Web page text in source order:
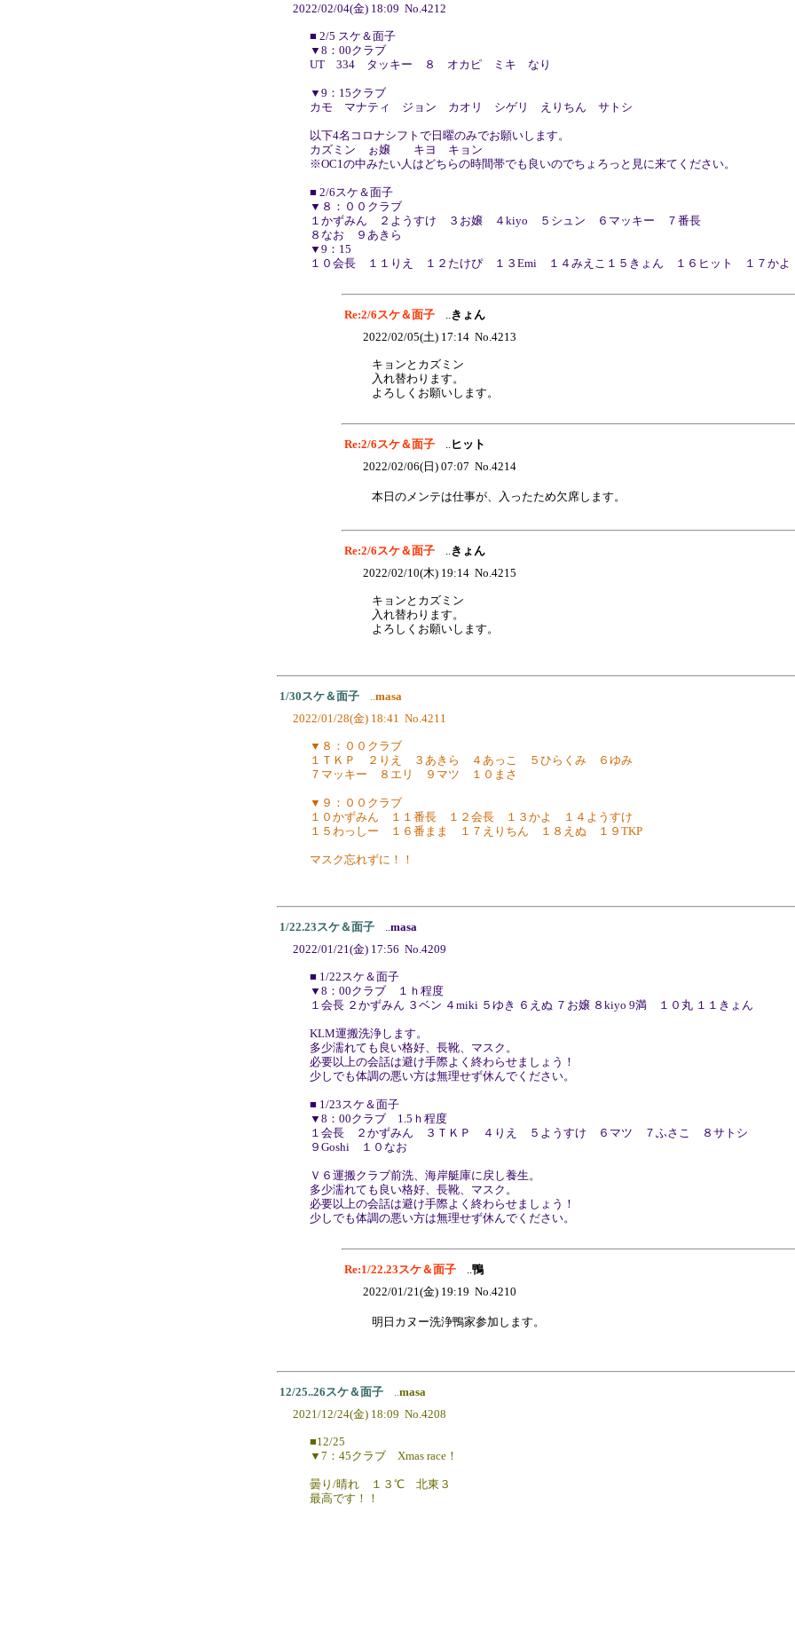
2022/02/04(金) 18:09 No.4212
■ 2/5 スケ＆面子
▼8：00クラブ
UT 334 タッキー ８ オカピ ミキ なり
▼9：15クラブ
カモ マナティ ジョン カオリ シゲリ えりちん サトシ
以下4名コロナシフトで日曜のみでお願いします。
カズミン ぉ嬢 キヨ キョン
※OC1の中みたい人はどちらの時間帯でも良いのでちょろっと見に来てください。
■ 2/6スケ＆面子
▼８：００クラブ
１かずみん ２ようすけ ３お嬢 ４kiyo ５シュン ６マッキー ７番長
８なお ９あきら
▼9：15
１０会長 １１りえ １２たけぴ １３Emi １４みえこ１５きょん １６ヒット １７かよ
Re:2/6スケ＆面子 ..きょん
2022/02/05(土) 17:14 No.4213
キョンとカズミン
入れ替わります。
よろしくお願いします。
Re:2/6スケ＆面子 ..ヒット
2022/02/06(日) 07:07 No.4214
本日のメンテは仕事が、入ったため欠席します。
Re:2/6スケ＆面子 ..きょん
2022/02/10(木) 19:14 No.4215
キョンとカズミン
入れ替わります。
よろしくお願いします。
1/30スケ＆面子 ..masa
2022/01/28(金) 18:41 No.4211
▼８：００クラブ
１ＴＫＰ ２りえ ３あきら ４あっこ ５ひらくみ ６ゆみ
７マッキー ８エリ ９マツ １０まさ
▼９：００クラブ
１０かずみん １１番長 １２会長 １３かよ １４ようすけ
１５わっしー １６番まま １７えりちん １８えぬ １９TKP
マスク忘れずに！！
1/22.23スケ＆面子 ..masa
2022/01/21(金) 17:56 No.4209
■ 1/22スケ＆面子
▼8：00クラブ １ｈ程度
１会長 ２かずみん ３ベン ４miki ５ゆき ６えぬ ７お嬢 ８kiyo 9満 １０丸 １１きょん
KLM運搬洗浄します。
多少濡れても良い格好、長靴、マスク。
必要以上の会話は避け手際よく終わらせましょう！
少しでも体調の悪い方は無理せず休んでください。
■ 1/23スケ＆面子
▼8：00クラブ 1.5ｈ程度
１会長 ２かずみん ３ＴＫＰ ４りえ ５ようすけ ６マツ ７ふさこ ８サトシ
９Goshi １０なお
Ｖ６運搬クラブ前洗、海岸艇庫に戻し養生。
多少濡れても良い格好、長靴、マスク。
必要以上の会話は避け手際よく終わらせましょう！
少しでも体調の悪い方は無理せず休んでください。
Re:1/22.23スケ＆面子 ..鴨
2022/01/21(金) 19:19 No.4210
明日カヌー洗浄鴨家参加します。
12/25..26スケ＆面子 ..masa
2021/12/24(金) 18:09 No.4208
■12/25
▼7：45クラブ Xmas race！
曇り/晴れ １３℃ 北東３
最高です！！